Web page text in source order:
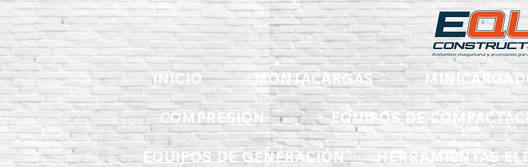
INICIO MONTACARGAS
COMPRESIÓN EQUIPOS DE
EQUIPOS DE GENERACIÓN HERRAMIENTAS